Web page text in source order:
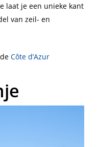
laat je een unieke kant
van zeil- en
Côte d’Azur